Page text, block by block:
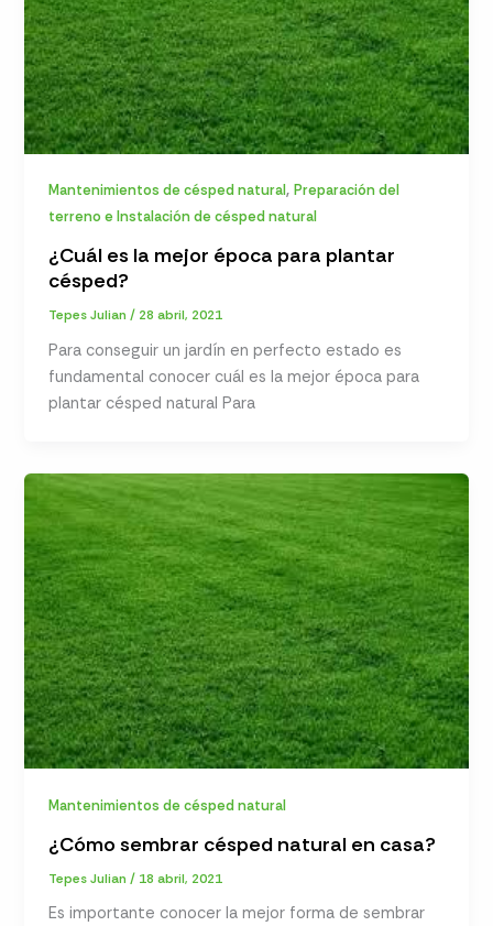
Mantenimientos de césped natural,Preparación del
terreno e Instalación de césped natural
¿Cuál es la mejor época para plantar
césped?
Tepes Julian/ 28 abril, 2021
Para conseguir un jardín en perfecto estado es
fundamental conocer cuál es la mejor época para
plantar césped natural Para
Mantenimientos de césped natural
¿Cómo sembrar césped natural en casa?
Tepes Julian/ 18 abril, 2021
Es importante conocer la mejor forma de sembrar